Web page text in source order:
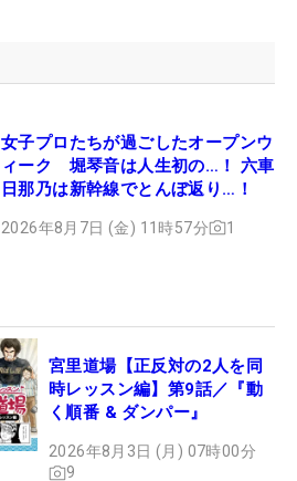
女子プロたちが過ごしたオープンウ
ィーク 堀琴音は人生初の…！ 六車
日那乃は新幹線でとんぼ返り…！
2026年8月7日 (金) 11時57分 1
宮里道場【正反対の2人を同
時レッスン編】第9話／『動
く順番 & ダンパー』
2026年8月3日 (月) 07時00分
9